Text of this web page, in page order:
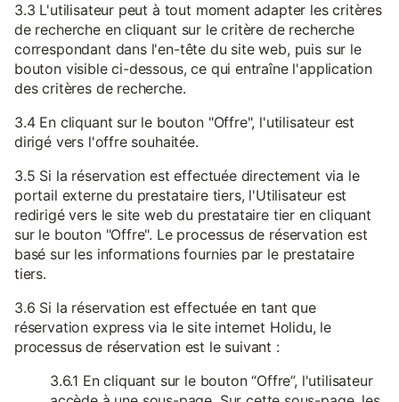
3.3 L'utilisateur peut à tout moment adapter les critères
de recherche en cliquant sur le critère de recherche
correspondant dans l'en-tête du site web, puis sur le
bouton visible ci-dessous, ce qui entraîne l'application
des critères de recherche.
3.4 En cliquant sur le bouton "Offre", l'utilisateur est
dirigé vers l'offre souhaitée.
3.5 Si la réservation est effectuée directement via le
portail externe du prestataire tiers, l'Utilisateur est
redirigé vers le site web du prestataire tier en cliquant
sur le bouton "Offre". Le processus de réservation est
basé sur les informations fournies par le prestataire
tiers.
3.6 Si la réservation est effectuée en tant que
réservation express via le site internet Holidu, le
processus de réservation est le suivant :
3.6.1 En cliquant sur le bouton “Offre”, l'utilisateur